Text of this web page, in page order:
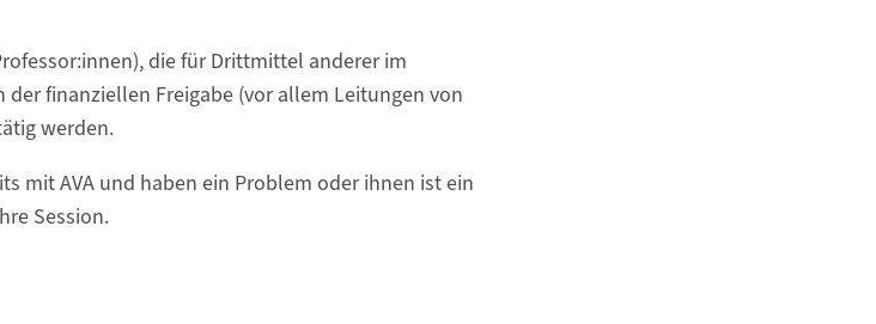
die für Drittmittel anderer im
finanziellen Freigabe (vor allem Leitungen von
werden.
mit AVA und haben ein Problem oder ihnen ist ein
Session.